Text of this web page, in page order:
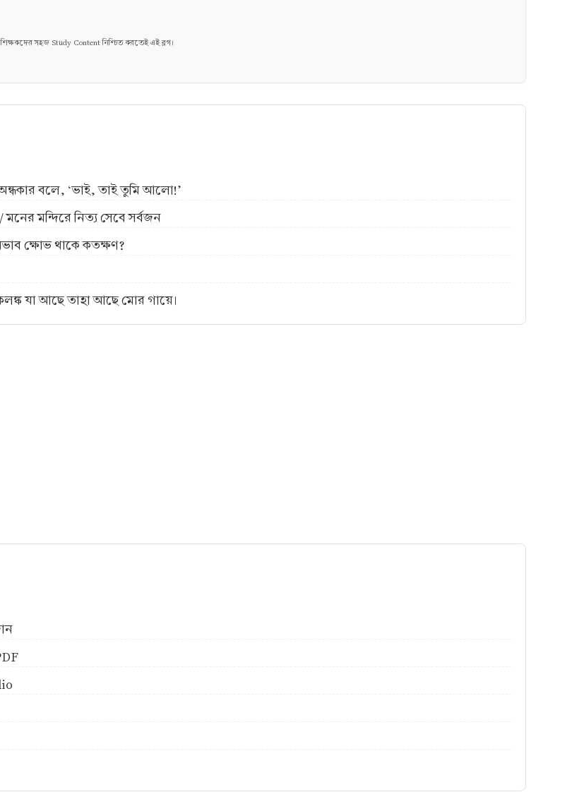
সহজ Study Content নিশ্চিত করতেই এই ব্লগ।
বলে, ‘ভাই, তাই তুমি আলো!’
মন্দিরে নিত্য সেবে সর্বজন
ক্ষোভ থাকে কতক্ষণ?
যা আছে তাহা আছে মোর গায়ে।